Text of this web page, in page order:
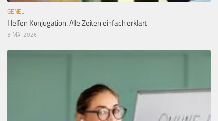
GENEL
Helfen Konjugation: Alle Zeiten einfach erklärt
3 MAI 2026